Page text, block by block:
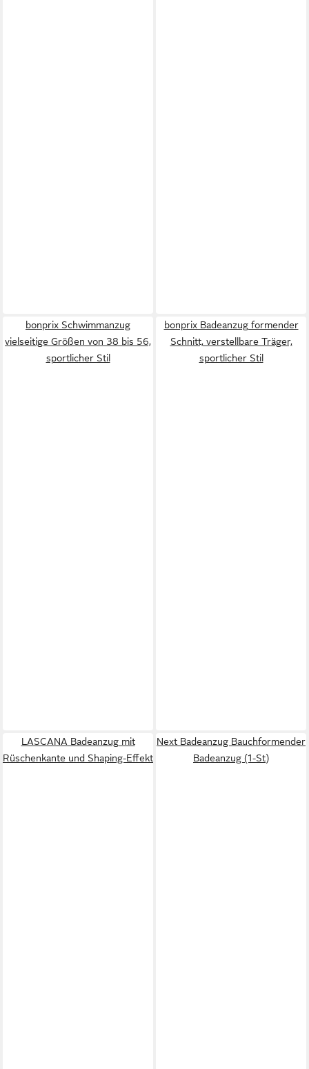
bonprix Schwimmanzug
vielseitige Größen von 38 bis 56,
sportlicher Stil
bonprix Badeanzug formender
Schnitt, verstellbare Träger,
sportlicher Stil
LASCANA Badeanzug mit
Rüschenkante und Shaping-Effekt
Next Badeanzug Bauchformender
Badeanzug (1-St)